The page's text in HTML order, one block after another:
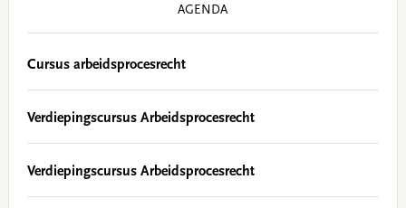
AGENDA
Cursus arbeidsprocesrecht
Verdiepingscursus Arbeidsprocesrecht
Verdiepingscursus Arbeidsprocesrecht